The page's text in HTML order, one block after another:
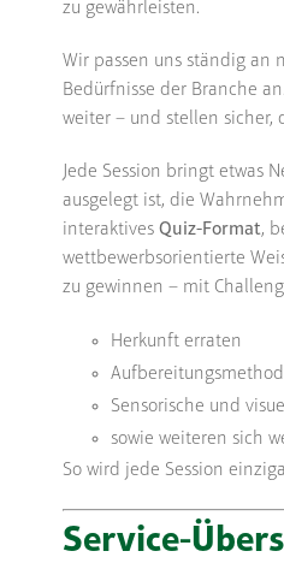
zu gewährleisten.
Wir passen uns ständig an
Bedürfnisse der Branche
weiter – und stellen sicher,
Jede Session bringt etwas
ausgelegt ist, die
interaktives Quiz-Format,
wettbewerbsorientierte
zu gewinnen – mit
Herkunft erraten
Sensorische und
sowie weiteren sich
So wird jede Session
Service-